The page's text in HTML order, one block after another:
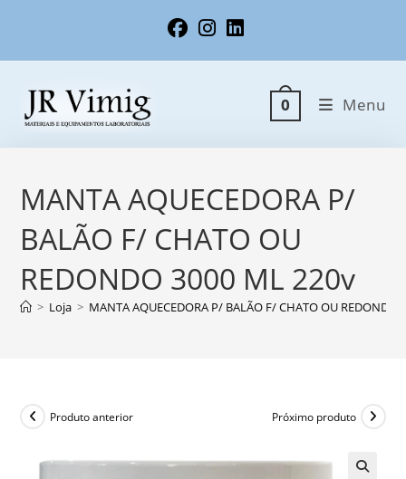
0 Menu
MANTA AQUECEDORA P/
BALÃO F/ CHATO OU
REDONDO 3000 ML 220v
> Loja > MANTA AQUECEDORA P/ BALÃO F/ CHATO OU REDONDO
Produto anterior Próximo produto